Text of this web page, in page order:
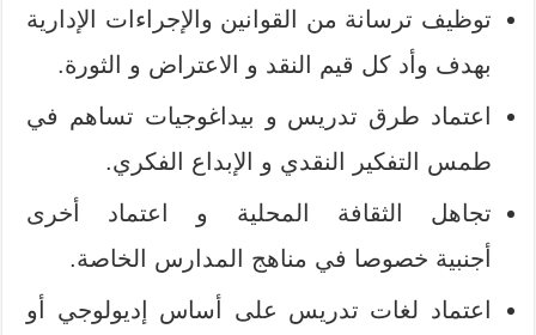
توظيف ترسانة من القوانين والإجراءات الإدارية
بهدف وأد كل قيم النقد و الاعتراض و الثورة.
اعتماد طرق تدريس و بيداغوجيات تساهم في
طمس التفكير النقدي و الإبداع الفكري.
تجاهل الثقافة المحلية و اعتماد أخرى
أجنبية خصوصا في مناهج المدارس الخاصة.
اعتماد لغات تدريس على أساس إديولوجي أو